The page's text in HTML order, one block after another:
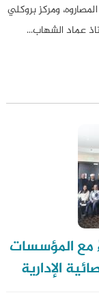
ومركز بروكلي
عماد الشهاب...
مع المؤسسات
الإدارية